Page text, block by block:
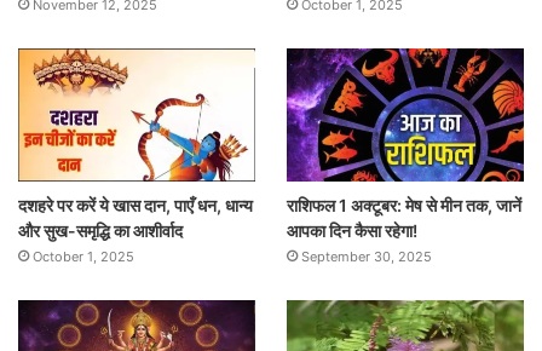
November 12, 2025 October 1, 2025
दशहरे पर करें ये खास दान, पाएँ धन, धान्य
और सुख-समृद्धि का आशीर्वाद
October 1, 2025
राशिफल 1 अक्टूबर: मेष से मीन तक, जानें
आपका दिन कैसा रहेगा!
September 30, 2025